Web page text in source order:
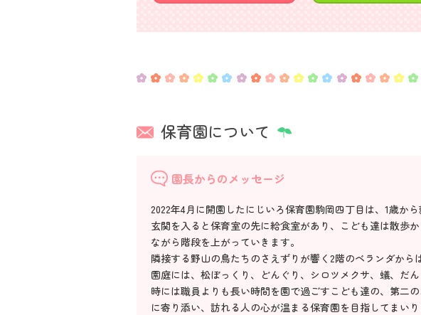
保育園について
園長からのメッセージ
2022年4月に開園したにじいろ保育園駒岡四丁目は、1歳か
玄関を入ると保育室の先に給食室があり、こども達は散歩
ながら階段を上がっていきます。
隣接する野山の鳥たちのさえずりが響く2階のベランダか
園庭には、松ぼっくり、どんぐり、シロツメクサ、蟻、だ
時には職員よりも長い時間を園で過ごすこども達の、第二
に寄り添い、訪れる人の心が温まる保育園を目指してまいり